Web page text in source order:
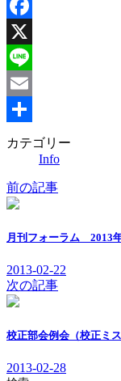
Facebook
X
Line
Email
共
カテゴリー
Info
前の記事
月刊フォーラム 2013年
2013-02-22
次の記事
校正部会例会（校正ミス
2013-02-28